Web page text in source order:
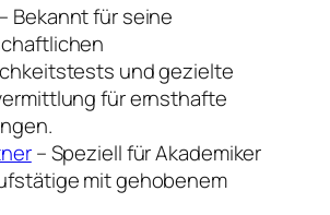
Bekannt für seine
und gezielte
für ernsthafte
– Speziell für Akademiker
mit gehobenem